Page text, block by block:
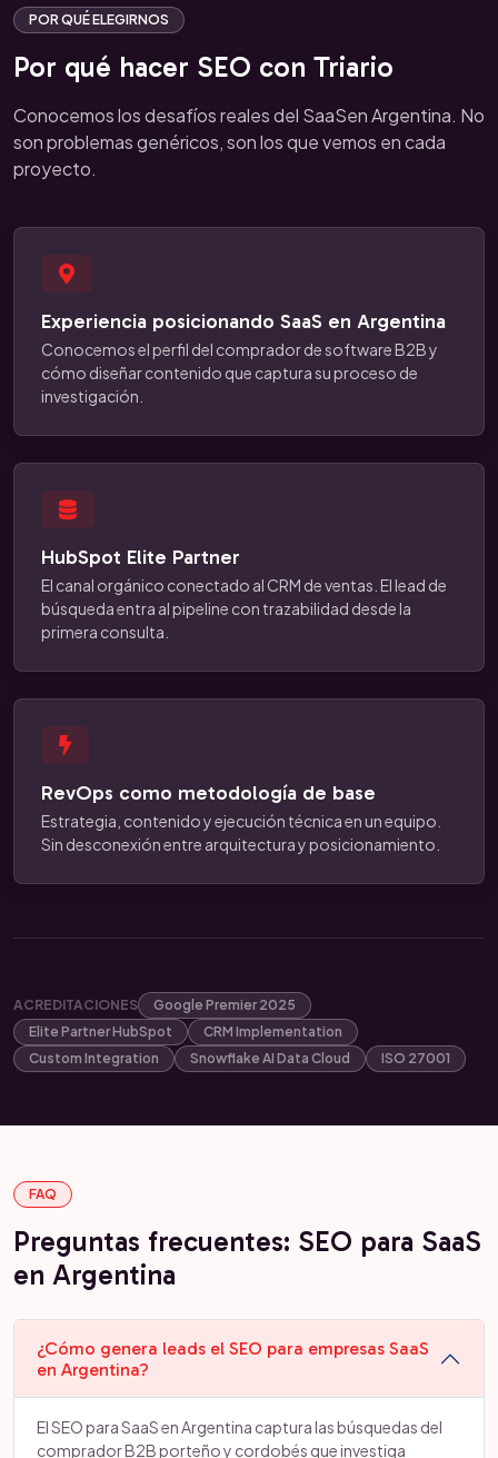
POR QUÉ ELEGIRNOS
Por qué hacer SEO con Triario
Conocemos los desafíos reales del SaaSen Argentina. No
son problemas genéricos, son los que vemos en cada
proyecto.
Experiencia posicionando SaaS en Argentina
Conocemos el perfil del comprador de software B2B y
cómo diseñar contenido que captura su proceso de
investigación.
HubSpot Elite Partner
El canal orgánico conectado al CRM de ventas. El lead de
búsqueda entra al pipeline con trazabilidad desde la
primera consulta.
RevOps como metodología de base
Estrategia, contenido y ejecución técnica en un equipo.
Sin desconexión entre arquitectura y posicionamiento.
ACREDITACIONES
Google Premier 2025
Elite Partner HubSpot
CRM Implementation
Custom Integration
Snowflake AI Data Cloud ISO 27001
FAQ
Preguntas frecuentes: SEO para SaaS
en Argentina
¿Cómo genera leads el SEO para empresas SaaS
en Argentina?
El SEO para SaaS en Argentina captura las búsquedas del
comprador B2B porteño y cordobés que investiga